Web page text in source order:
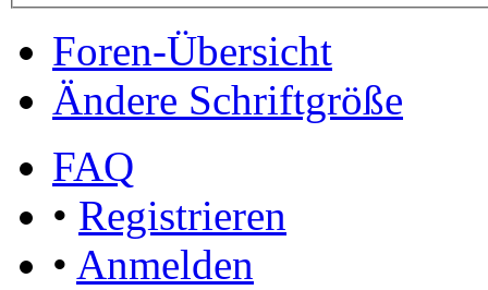
Foren-Übersicht
Ändere Schriftgröße
FAQ
• Registrieren
• Anmelden